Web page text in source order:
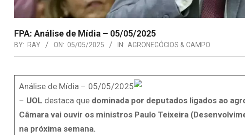
FPA: Análise de Mídia – 05/05/2025
BY: RAY ON: 05/05/2025 IN: AGRONEGÓCIOS & CAMPO
Análise de Mídia – 05/05/2025
– UOL destaca que dominada por deputados ligados ao
Câmara vai ouvir os ministros Paulo Teixeira
na próxima semana.